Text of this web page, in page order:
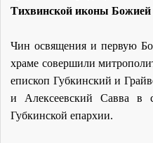
Тихвинской иконы
Чин освящения и первую
храме совершили
епископ Губкинский и
и Алексеевский Савва в
Губкинской епархии.